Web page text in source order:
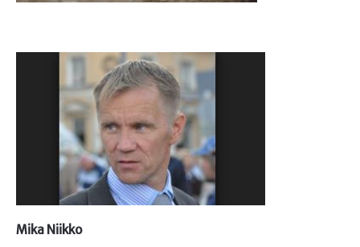
Mika Niikko